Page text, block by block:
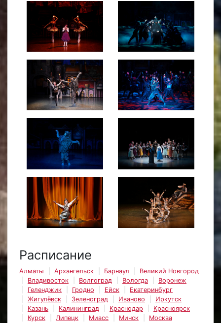
Расписание
Алматы Архангельск Барнаул
Великий Новгород
Владивосток
Волгоград Вологда
Воронеж
Геленджик
Гродно Ейск
Екатеринбург
Жигулёвск
Зеленоград Иваново
Иркутск
Казань
Калининград Краснодар
Красноярск
Курск
Липецк Миасс Минск
Москва